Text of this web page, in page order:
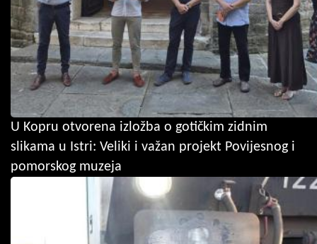
U Kopru otvorena izložba o gotičkim zidnim
slikama u Istri: Veliki i važan projekt Povijesnog i
pomorskog muzeja